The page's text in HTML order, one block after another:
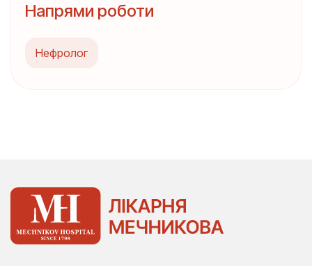
Напрями роботи
Нефролог